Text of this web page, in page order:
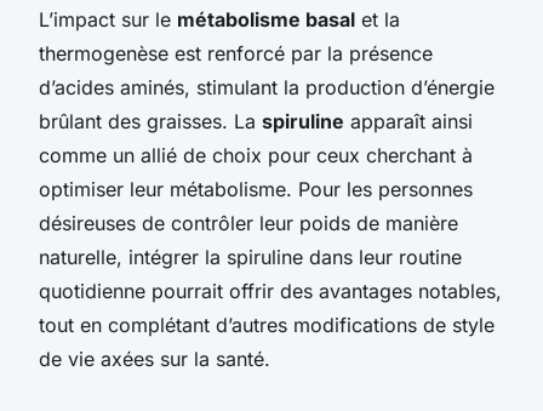
L’impact sur le métabolisme basal et la
thermogenèse est renforcé par la présence
d’acides aminés, stimulant la production d’énergie
brûlant des graisses. La spiruline apparaît ainsi
comme un allié de choix pour ceux cherchant à
optimiser leur métabolisme. Pour les personnes
désireuses de contrôler leur poids de manière
naturelle, intégrer la spiruline dans leur routine
quotidienne pourrait offrir des avantages notables,
tout en complétant d’autres modifications de style
de vie axées sur la santé.